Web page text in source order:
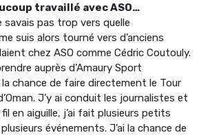
travaillé avec ASO…
pas trop vers quelle
suis alors tourné vers d’anciens
chez ASO comme Cédric Coutouly.
auprès d’Amaury Sport
la chance de faire directement le Tour
J’y ai conduit les journalistes et
en aiguille, j’ai fait plusieurs petits
événements. J’ai la chance de